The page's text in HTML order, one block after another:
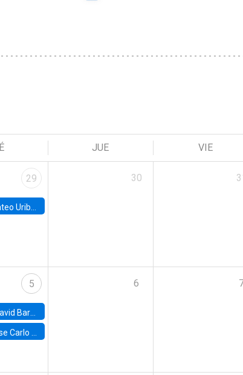
JUE VIE
29
Universidad de los Andes (Colombia)
30
5
Universidad de los Andes - CEDE
UC (ME) & World Bank
6